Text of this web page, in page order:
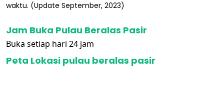
waktu. (Update September, 2023)
Jam Buka Pulau Beralas Pasir
Buka setiap hari 24 jam
Peta Lokasi pulau beralas pasir